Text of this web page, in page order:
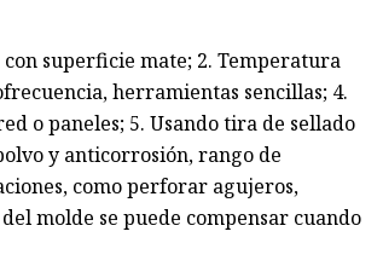
superficie mate; 2. Temperatura
herramientas sencillas; 4.
o paneles; 5. Usando tira de sellado
y anticorrosión, rango de
como perforar agujeros,
molde se puede compensar cuando